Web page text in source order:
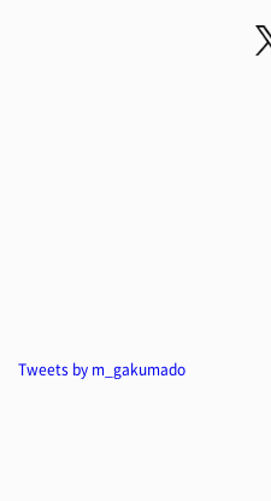
Tweets by m_gakumado